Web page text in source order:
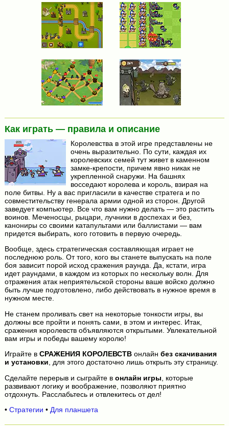
Как играть — правила и описание
Королевства в этой игре представлены не
очень выразительно. По сути, каждая их
королевских семей тут живет в каменном
замке-крепости, причем явно никак не
укрепленной снаружи. На башнях
восседают королева и король, взирая на
поле битвы. Ну а вас пригласили в качестве стратега и по
совместительству генерала армии одной из сторон. Другой
заведует компьютер. Все что вам нужно делать — это растить
воинов. Меченосцы, рыцари, лучники в доспехах и без,
канониры со своими катапультами или баллистами — вам
придется выбирать, кого готовить в первую очередь.
Вообще, здесь стратегическая составляющая играет не
последнюю роль. От того, кого вы станете выпускать на поле
боя зависит порой исход сражения раунда. Да, кстати, игра
идет раундами, в каждом из которых по нескольку волн. Для
отражения атак неприятельской стороны ваше войско должно
быть лучше подготовлено, либо действовать в нужное время в
нужном месте.
Не станем проливать свет на некоторые тонкости игры, вы
должны все пройти и понять сами, в этом и интерес. Итак,
сражения королевств объявляются открытыми. Увлекательной
вам игры и победы вашему королю!
Играйте в СРАЖЕНИЯ КОРОЛЕВСТВонлайн без скачивания
и установки, для этого достаточно лишь открыть эту страницу.
Сделайте перерыв и сыграйте в онлайн игры , которые
развивают логику и воображение, позволяют приятно
отдохнуть. Расслабьтесь и отвлекитесь от дел!
• Стратегии • Для планшета